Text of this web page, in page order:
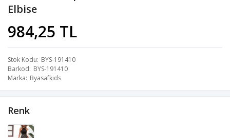
Elbise
984,25 TL
Stok Kodu BYS-191410
Barkod BYS-191410
Marka Byasafkids
Renk